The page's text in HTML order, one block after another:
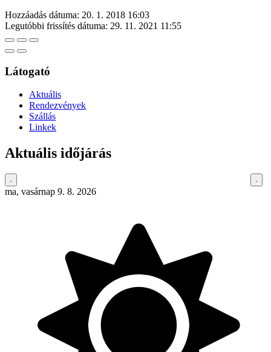
Hozzáadás dátuma: 20. 1. 2018 16:03
Legutóbbi frissítés dátuma: 29. 11. 2021 11:55
Látogató
Aktuális
Rendezvények
Szállás
Linkek
Aktuális időjárás
ma, vasárnap 9. 8. 2026